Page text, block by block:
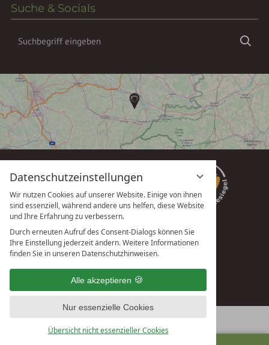
Datenschutzeinstellungen
Wir nutzen Cookies auf unserer Website. Einige von ihnen
sind essenziell, während andere uns helfen, diese Website
und Ihre Erfahrung zu verbessern.
Durch erneuten Aufruf des Consent-Dialogs können Sie
Ihre Einstellung jederzeit ändern. Weitere Informationen
finden Sie in unseren Datenschutzhinweisen.
Alle akzeptieren
Nur essenzielle Cookies
Übersicht nicht essenzieller Cookies
Suche & Socials
Suchbegriff
vioma GmbH